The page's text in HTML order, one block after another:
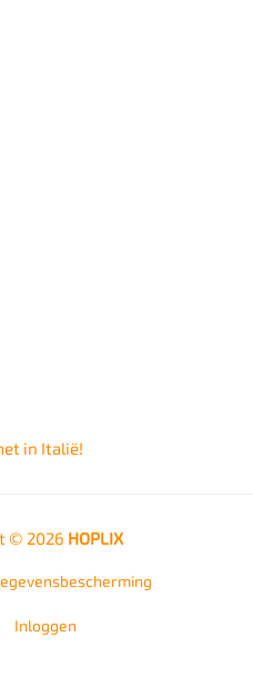
in Italië!
© 2026 HOPLIX
Inloggen